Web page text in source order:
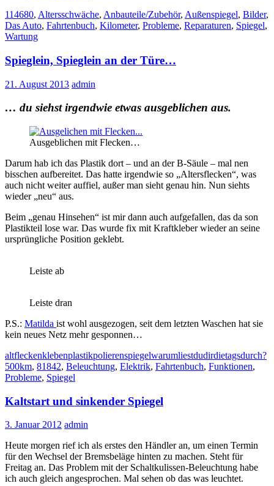
LED-
Einheit
114680, Altersschwäche, Anbauteile/Zubehör, Außenspiegel, Bilder,
Das Auto, Fahrtenbuch, Kilometer, Probleme, Reparaturen, Spiegel,
Wartung
Spieglein, Spieglein an der Türe…
21. August 2013 admin
… du siehst irgendwie etwas ausgeblichen aus.
Ausgeblichen mit Flecken…
Darum hab ich das Plastik dort – und an der B-Säule – mal nen
bisschen aufbereitet. Das hatte irgendwie so „Altersflecken“, was
auch nicht weiter auffiel, außer man sieht genau hin. Nun siehts
wieder „neu“ aus.
Beim „genau Hinsehen“ ist mir dann auch aufgefallen, das da son
Plastikteil lose war. Das wurde fix mit Kraftkleber wieder an seine
ursprüngliche Position geklebt.
Leiste ab
Leiste dran
P.S.: Matilda ist wohl ausgezogen, seit dem letzten Waschen hat sie
kein neues Netz mehr gesponnen…
altfleckenklebenplastikpolierenspiegelwarumliestdudirdietagsdurch?
500km, 81842, Beleuchtung, Elektrik, Fahrtenbuch, Funktionen,
Probleme, Spiegel
Kaltstart und sinkender Spiegel
3. Januar 2012 admin
Heute morgen rief ich als erstes den Händler an, um einen Termin
für den Wechsel der Bremsbeläge hinten zu machen. Steht für
Freitag an. Das Problem mit der Schaltkulissen-Beleuchtung habe
ich auch gleich angesprochen. Mal sehen ob das was leuchtet.